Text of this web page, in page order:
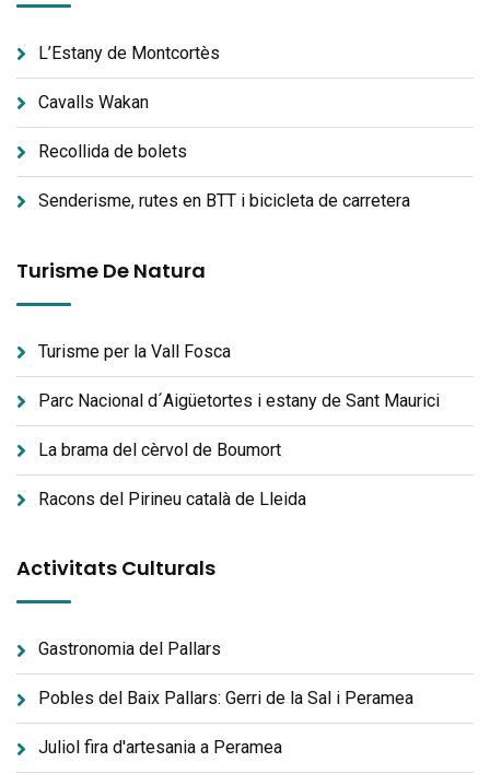
L’Estany de Montcortès
Cavalls Wakan
Recollida de bolets
Senderisme, rutes en BTT i bicicleta de carretera
Turisme De Natura
Turisme per la Vall Fosca
Parc Nacional d´Aigüetortes i estany de Sant Maurici
La brama del cèrvol de Boumort
Racons del Pirineu català de Lleida
Activitats Culturals
Gastronomia del Pallars
Pobles del Baix Pallars: Gerri de la Sal i Peramea
Juliol fira d'artesania a Peramea